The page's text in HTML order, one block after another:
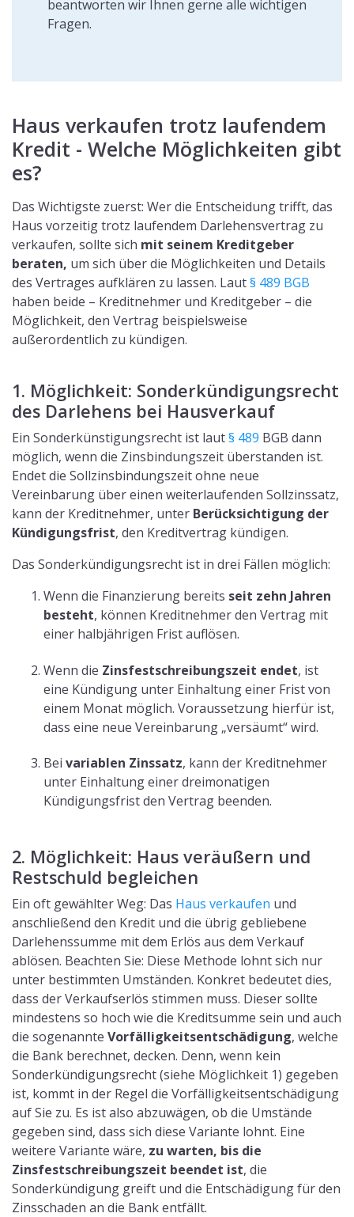
beantworten wir Ihnen gerne alle wichtigen
Fragen.
Haus verkaufen trotz laufendem
Kredit - Welche Möglichkeiten gibt
es?
Das Wichtigste zuerst: Wer die Entscheidung trifft, das
Haus vorzeitig trotz laufendem Darlehensvertrag zu
verkaufen, sollte sich mit seinem Kreditgeber
beraten, um sich über die Möglichkeiten und Details
des Vertrages aufklären zu lassen. Laut§ 489 BGB
haben beide – Kreditnehmer und Kreditgeber – die
Möglichkeit, den Vertrag beispielsweise
außerordentlich zu kündigen.
1. Möglichkeit: Sonderkündigungsrecht
des Darlehens bei Hausverkauf
Ein Sonderkünstigungsrecht ist laut§ 489 BGB dann
möglich, wenn die Zinsbindungszeit überstanden ist.
Endet die Sollzinsbindungszeit ohne neue
Vereinbarung über einen weiterlaufenden Sollzinssatz,
kann der Kreditnehmer, unter Berücksichtigung der
Kündigungsfrist, den Kreditvertrag kündigen.
Das Sonderkündigungsrecht ist in drei Fällen möglich:
Wenn die Finanzierung bereits seit zehn Jahren
besteht, können Kreditnehmer den Vertrag mit
einer halbjährigen Frist auflösen.
Wenn die Zinsfestschreibungszeit endet, ist
eine Kündigung unter Einhaltung einer Frist von
einem Monat möglich. Voraussetzung hierfür ist,
dass eine neue Vereinbarung „versäumt“ wird.
Bei variablen Zinssatz, kann der Kreditnehmer
unter Einhaltung einer dreimonatigen
Kündigungsfrist den Vertrag beenden.
2. Möglichkeit: Haus veräußern und
Restschuld begleichen
Ein oft gewählter Weg: Das Haus verkaufen und
anschließend den Kredit und die übrig gebliebene
Darlehenssumme mit dem Erlös aus dem Verkauf
ablösen. Beachten Sie: Diese Methode lohnt sich nur
unter bestimmten Umständen. Konkret bedeutet dies,
dass der Verkaufserlös stimmen muss. Dieser sollte
mindestens so hoch wie die Kreditsumme sein und auch
die sogenannte Vorfälligkeitsentschädigung, welche
die Bank berechnet, decken. Denn, wenn kein
Sonderkündigungsrecht (siehe Möglichkeit 1) gegeben
ist, kommt in der Regel die Vorfälligkeitsentschädigung
auf Sie zu. Es ist also abzuwägen, ob die Umstände
gegeben sind, dass sich diese Variante lohnt. Eine
weitere Variante wäre, zu warten, bis die
Zinsfestschreibungszeit beendet ist, die
Sonderkündigung greift und die Entschädigung für den
Zinsschaden an die Bank entfällt.